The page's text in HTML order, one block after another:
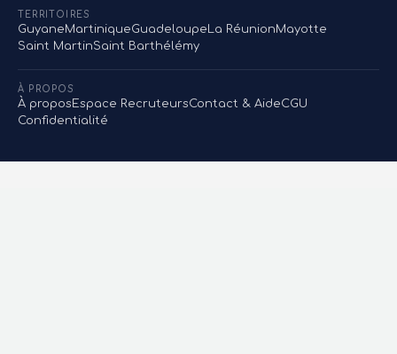
TERRITOIRES
GuyaneMartiniqueGuadeloupe La RéunionMayotte
Saint MartinSaint Barthélémy
À PROPOS
À propos Espace RecruteursContact & AideCGU
Confidentialité